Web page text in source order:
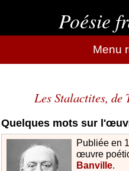
Poésie
Menu
Les Stalactites, de
Quelques mots sur
Publiée en
œuvre
Banville.